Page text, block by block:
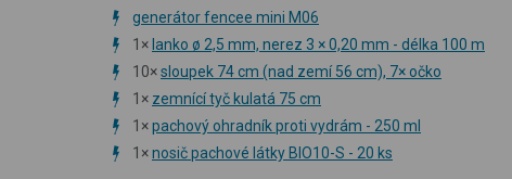
generátor fencee mini M06
1×lanko ø 2,5 mm, nerez 3 × 0,20 mm - délka 100 m
10×sloupek 74 cm (nad zemí 56 cm), 7× očko
1× zemnící tyč kulatá 75 cm
1×pachový ohradník proti vydrám - 250 ml
1×nosič pachové látky BIO10-S - 20 ks